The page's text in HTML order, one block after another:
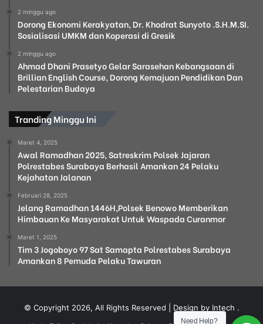
2 minggu ago
Dorong Ekonomi Kerakyatan, Dr. Khodrat Sunyoto .S.H.M.SI.
Sosialisasi UMKM dan Koperasi di Gresik
2 minggu ago
Ahmad Dhani Prasetyo Gelar Sarasehan Kebangsaan di
Brillian English Course, Dorong Kemajuan Pendidikan Dan
Pelestarian Budaya
Tranding Minggu Ini
Maret 4, 2025
Awal Ramadhan 2025, Satreskrim Polsek Jajaran
Polrestabes Surabaya Berhasil Amankan 24 Pelaku
Kejahatan Jalanan
Februari 28, 2025
Jelang Ramadhan 1446H,Polsek Benowo Memberikan
Himbauan Ke Masyarakat Untuk Waspada Curanmor
Maret 1, 2025
Tim 3 Jogoboyo 97 Sat Samapta Polrestabes Surabaya
Amankan 8 Pemuda Pelaku Tawuran
© Copyright 2026, All Rights Reserved | Design by Intech .
Need Help?